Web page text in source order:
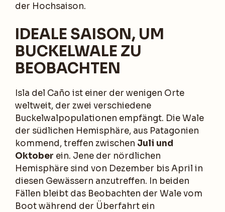
der Hochsaison.
IDEALE SAISON, UM
BUCKELWALE ZU
BEOBACHTEN
Isla del Caño ist einer der wenigen Orte
weltweit, der zwei verschiedene
Buckelwalpopulationen empfängt. Die Wale
der südlichen Hemisphäre, aus Patagonien
kommend, treffen zwischen Juli und
Oktober ein. Jene der nördlichen
Hemisphäre sind von Dezember bis April in
diesen Gewässern anzutreffen. In beiden
Fällen bleibt das Beobachten der Wale vom
Boot während der Überfahrt ein